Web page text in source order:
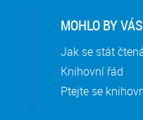
MOHLO BY
Jak se stát
Knihovní řád
Ptejte se